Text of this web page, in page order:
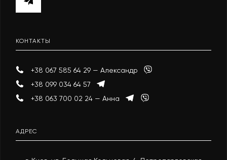
КОНТАКТЫ
+38 067 585 64 29 — Александр
+38 099 034 64 57
+38 063 700 02 24 — Анна
АДРЕС